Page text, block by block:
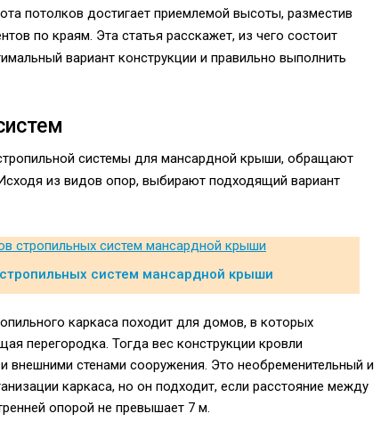
потолков достигает приемлемой высоты, разместив
по краям. Эта статья расскажет, из чего состоит
вариант конструкции и правильно выполнить
системы для мансардной крыши, обращают
из видов опор, выбирают подходящий вариант
систем мансардной крыши
каркаса походит для домов, в которых
перегородка. Тогда вес конструкции кровли
внешними стенами сооружения. Это необременительный и
каркаса, но он подходит, если расстояние между
опорой не превышает 7 м.